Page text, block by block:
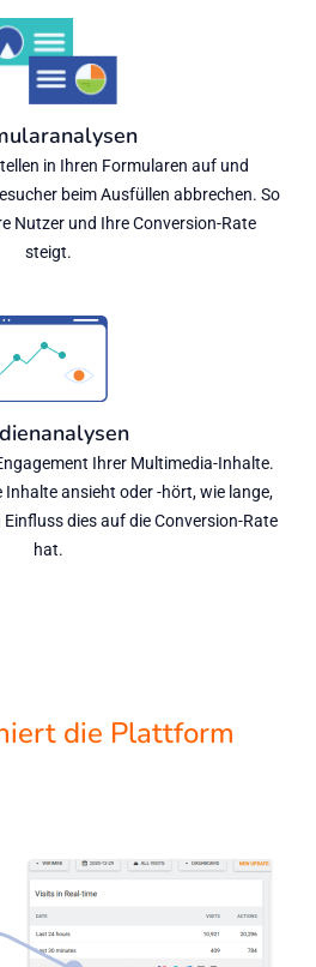
in Ihren Formularen auf und
beim Ausfüllen abbrechen. So
Nutzer und Ihre Conversion-Rate
steigt.
Ihrer Multimedia-Inhalte.
Inhalte ansieht oder -hört, wie lange,
dies auf die Conversion-Rate
hat.
die Plattform